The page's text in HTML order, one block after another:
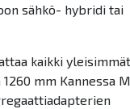
sähkö- hybridi tai
kaikki
mm Kannessa